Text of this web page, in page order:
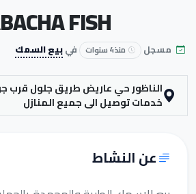
FISH
مسجل منذ 4 سنوات فيبيع السمك
الناظور حي عاريض طريق جلول قرب
خدمات توصيل الى جميع الم­نازل
عن النشاط